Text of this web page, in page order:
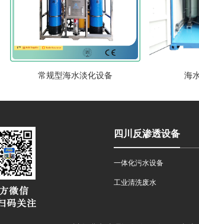
常规型海水淡化设备 海
四川反渗透设备
一体化污水设备
工业清洗废水